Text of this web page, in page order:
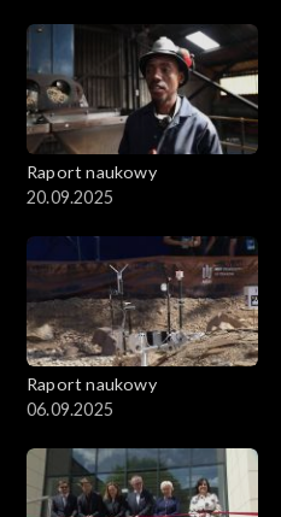
Raport naukowy
20.09.2025
Raport naukowy
06.09.2025